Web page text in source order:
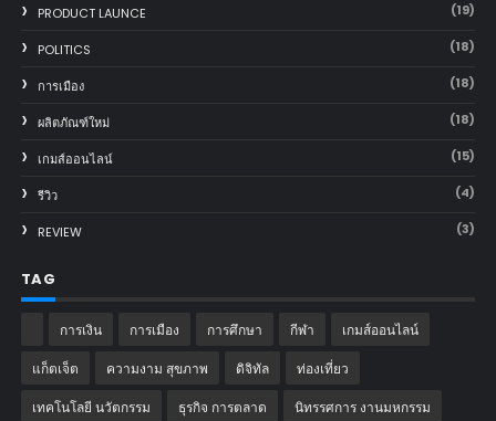
PRODUCT LAUNCE (19)
POLITICS (18)
การเมือง (18)
ผลิตภัณฑ์ใหม่ (18)
เกมส์ออนไลน์ (15)
รีวิว (4)
REVIEW (3)
TAG
การเงิน การเมือง การศึกษา กีฬา เกมส์ออนไลน์
แก็ตเจ็ต ความงาม สุขภาพ ดิจิทัล ท่องเที่ยว
เทคโนโลยี นวัตกรรม ธุรกิจ การตลาด นิทรรศการ งานมหกรรม